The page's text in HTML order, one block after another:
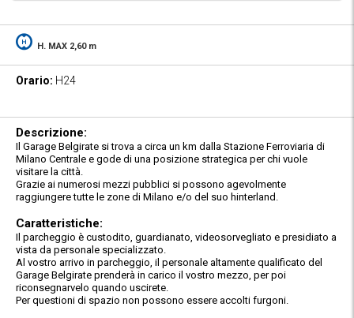
H. MAX 2,60 m
Orario: H24
Descrizione:
Il Garage Belgirate si trova a circa un km dalla Stazione Ferroviaria di
Milano Centrale e gode di una posizione strategica per chi vuole
visitare la città.
Grazie ai numerosi mezzi pubblici si possono agevolmente
raggiungere tutte le zone di Milano e/o del suo hinterland.
Caratteristiche:
Il parcheggio è custodito, guardianato, videosorvegliato e presidiato a
vista da personale specializzato.
Al vostro arrivo in parcheggio, il personale altamente qualificato del
Garage Belgirate prenderà in carico il vostro mezzo, per poi
riconsegnarvelo quando uscirete.
Per questioni di spazio non possono essere accolti furgoni.